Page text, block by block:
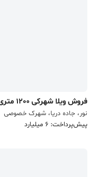
فروش ویلا شهرکی 1200 متری
نور، جاده دریا، شهرک خصوصی
پیش‌پرداخت: 6 میلیارد